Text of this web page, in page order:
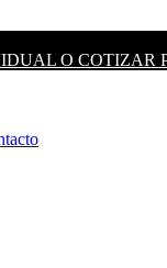
O COTIZAR